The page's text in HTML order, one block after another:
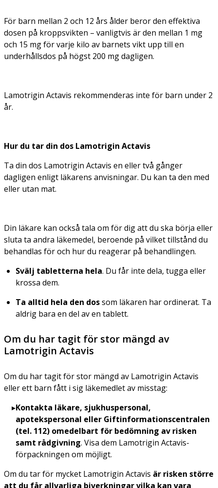
För barn mellan 2 och 12 års ålder beror den effektiva
dosen på kroppsvikten – vanligtvis är den mellan 1 mg
och 15 mg för varje kilo av barnets vikt upp till en
underhållsdos på högst 200 mg dagligen.
Lamotrigin Actavis rekommenderas inte för barn under 2
år.
Hur du tar din dos Lamotrigin Actavis
Ta din dos Lamotrigin Actavis en eller två gånger
dagligen enligt läkarens anvisningar. Du kan ta den med
eller utan mat.
Din läkare kan också tala om för dig att du ska börja eller
sluta ta andra läkemedel, beroende på vilket tillstånd du
behandlas för och hur du reagerar på behandlingen.
Svälj tabletterna hela. Du får inte dela, tugga eller
krossa dem.
Ta alltid hela den dossom läkaren har ordinerat. Ta
aldrig bara en del av en tablett.
Om du har tagit för stor mängd av
Lamotrigin Actavis
Om du har tagit för stor mängd av Lamotrigin Actavis
eller ett barn fått i sig läkemedlet av misstag:
Kontakta läkare, sjukhuspersonal,
apotekspersonal eller Giftinformationscentralen
(tel. 112) omedelbart för bedömning av risken
samt rådgivning. Visa dem Lamotrigin Actavis-
förpackningen om möjligt.
Om du tar för mycket Lamotrigin Actavis är risken större
att du får allvarliga biverkningar vilka kan vara